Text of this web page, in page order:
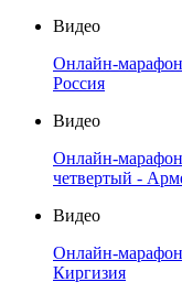
Видео
Онлайн-
Россия
Видео
Онлайн-
четвертый -
Видео
Онлайн-
Киргизия